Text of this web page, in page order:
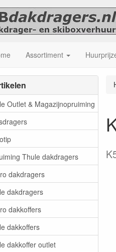
Assortiment
Outlet & Magazijnopruiming
Thule dakdragers
dakdragers
dakdragers
dakkoffers
dakkoffers
dakkoffer outlet